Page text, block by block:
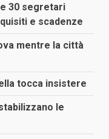
30 segretari
e scadenze
mentre la città
tocca insistere
le